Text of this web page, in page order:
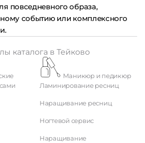
повседневного образа,
событию или комплексного
каталога в Тейково
Маникюр и педикюр
Ламинирование ресниц
Наращивание ресниц
Ногтевой сервис
Наращивание